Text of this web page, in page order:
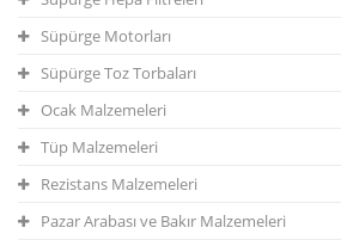
Süpürge Motorları
Süpürge Toz Torbaları
Ocak Malzemeleri
Tüp Malzemeleri
Rezistans Malzemeleri
Pazar Arabası ve Bakır Malzemeleri